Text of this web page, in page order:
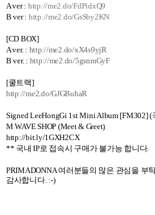
A ver : http://me2.do/FdPidxQ9
B ver : http://me2.do/GsSby2KN
[CD BOX]
A ver. : http://me2.do/xX4s9yjR
B ver. : http://me2.do/5gsnmGyF
[쿨트랙]
http://me2.do/GJGBuhaR
Signed LeeHongGi 1st Mini Album [FM302]
M WAVE SHOP (Meet & Greet)
http://bit.ly/1GXH2CX
** 국내 IP로 접속시 구매가 불가능 합니다.
PRIMADONNA여러분들의 많은 관심을 부
감사합니다. :-)